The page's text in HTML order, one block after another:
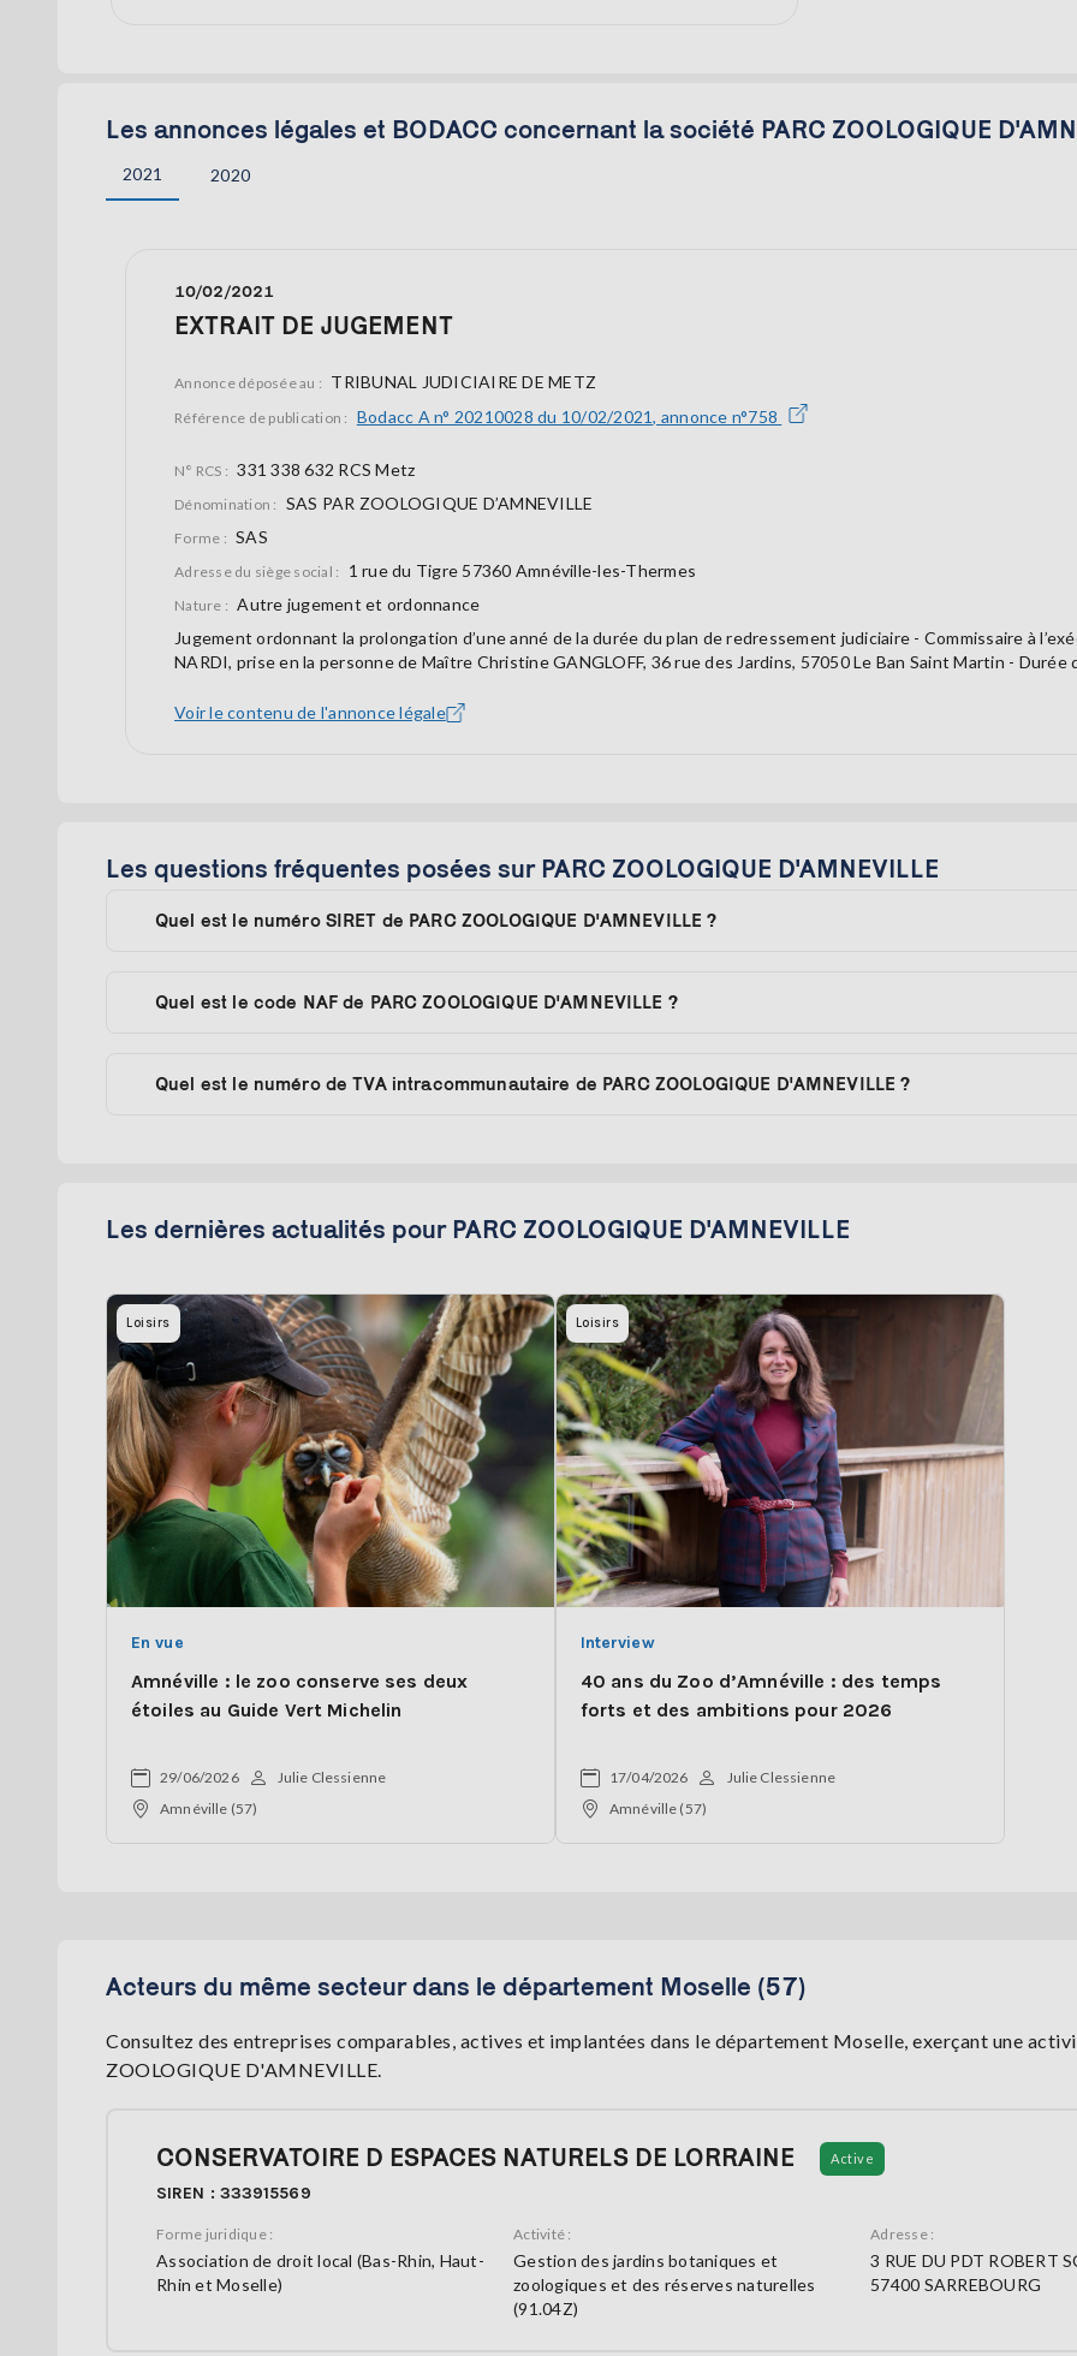
Les annonces légales et BODACC concernant la société PARC ZOOLOGIQUE
2021 2020
10/02/2021
EXTRAIT DE JUGEMENT
Annonce déposée au : TRIBUNAL JUDICIAIRE DE METZ
Référence de publication : Bodacc A n° 20210028 du 10/02/2021, annonce n°758
N° RCS : 331 338 632 RCS Metz
Dénomination : SAS PAR ZOOLOGIQUE D’AMNEVILLE
Forme : SAS
Adresse du siège social : 1 rue du Tigre 57360 Amnéville-les-Thermes
Nature : Autre jugement et ordonnance
Jugement ordonnant la prolongation d’une anné de la durée du plan de redressement judiciaire - Commissaire à
NARDI, prise en la personne de Maître Christine GANGLOFF, 36 rue des Jardins, 57050 Le Ban Saint Martin - Durée
Voir le contenu de l'annonce légale
Les questions fréquentes posées sur PARC ZOOLOGIQUE D'AMNEVILLE
Quel est le numéro SIRET de PARC ZOOLOGIQUE D'AMNEVILLE ?
Quel est le code NAF de PARC ZOOLOGIQUE D'AMNEVILLE ?
Quel est le numéro de TVA intracommunautaire de PARC ZOOLOGIQUE D'AMNEVILLE ?
Les dernières actualités pour PARC ZOOLOGIQUE D'AMNEVILLE
Loisirs
En vue
Amnéville : le zoo conserve ses deux
étoiles au Guide Vert Michelin
29/06/2026
Julie Clessienne
Amnéville (57)
Loisirs
Interview
40 ans du Zoo d’Amnéville : des temps
forts et des ambitions pour 2026
17/04/2026
Julie Clessienne
Amnéville (57)
Acteurs du même secteur dans le département Moselle (57)
Consultez des entreprises comparables, actives et implantées dans le département Moselle, exerçant une
ZOOLOGIQUE D'AMNEVILLE.
CONSERVATOIRE D ESPACES NATURELS DE LORRAINE Active
SIREN : 333915569
Forme juridique :
Association de droit local (Bas-Rhin, Haut-
Rhin et Moselle)
Activité :
Gestion des jardins botaniques et
zoologiques et des réserves naturelles
(91.04Z)
Adresse :
3 RUE DU PDT ROBERT
57400 SARREBOURG